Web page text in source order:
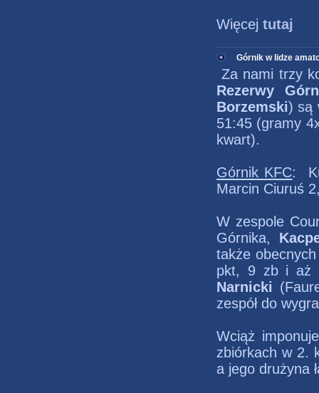
Więcej tutaj
Górnik w lidze
Za nami trzy
Rezerwy
Borzemski) są
51:45 (gramy
kwart).
Górnik KFC:
Marcin Ciuruś
W zespole
Górnika,
także
pkt, 9 zb i aż
Narnicki
zespół do
Wciąż
zbiórkach w 2.
a jego drużyna